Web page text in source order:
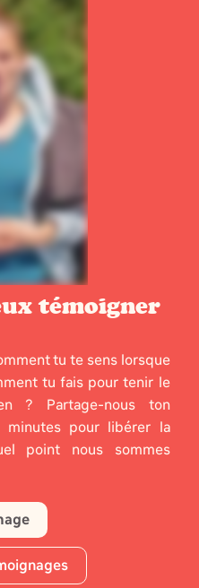
témoigner
tu te sens lorsque
tu fais pour tenir le
? Partage-nous ton
minutes pour libérer la
point nous sommes